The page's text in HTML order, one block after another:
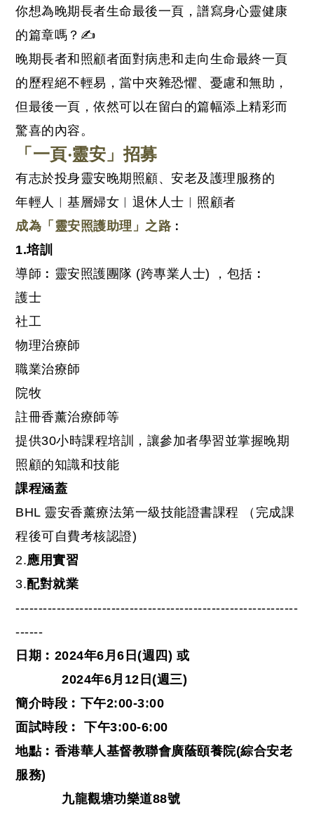
你想為晚期長者生命最後一頁，譜寫身心靈健康
的篇章嗎？✍
晚期長者和照顧者面對病患和走向生命最終一頁
的歷程絕不輕易，當中夾雜恐懼、憂慮和無助，
但最後一頁，依然可以在留白的篇幅添上精彩而
驚喜的內容。
「一頁‧靈安」招募
有志於投身靈安晚期照顧、安老及護理服務的
年輕人︱基層婦女︱退休人士︱照顧者
成為「靈安照護助理」之路 ︰
1.培訓
導師︰靈安照護團隊 (跨專業人士) ，包括︰
護士
社工
物理治療師
職業治療師
院牧
註冊香薰治療師等
提供30小時課程培訓，讓參加者學習並掌握晚期
照顧的知識和技能
課程涵蓋
BHL 靈安香薰療法第一級技能證書課程 （完成課
程後可自費考核認證)
2.應用實習
3.配對就業
--------------------------------------------------------------
------
日期︰2024年6月6日(週四) 或
2024年6月12日(週三)
簡介時段︰下午2:00-3:00
面試時段︰ 下午3:00-6:00
地點︰香港華人基督教聯會廣蔭頤養院(綜合安老
服務)
九龍觀塘功樂道88號